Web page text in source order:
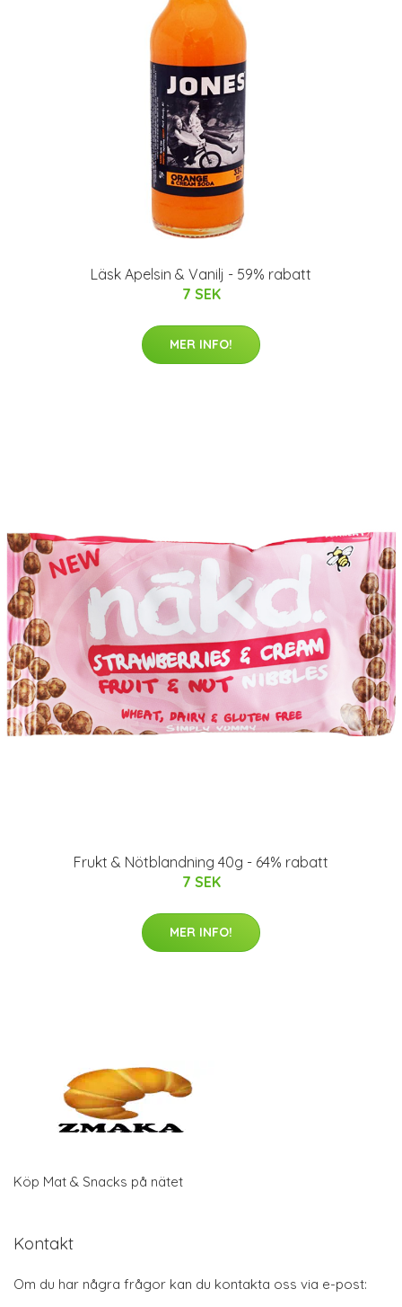
Läsk Apelsin & Vanilj - 59% rabatt
7 SEK
MER INFO!
Frukt & Nötblandning 40g - 64% rabatt
7 SEK
MER INFO!
Köp Mat & Snacks på nätet
Kontakt
Om du har några frågor kan du kontakta oss via e-post: